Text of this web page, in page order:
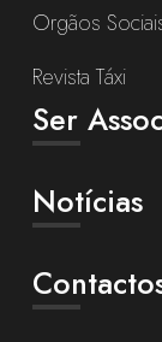
Orgãos
Revista Táxi
Ser
Notícias